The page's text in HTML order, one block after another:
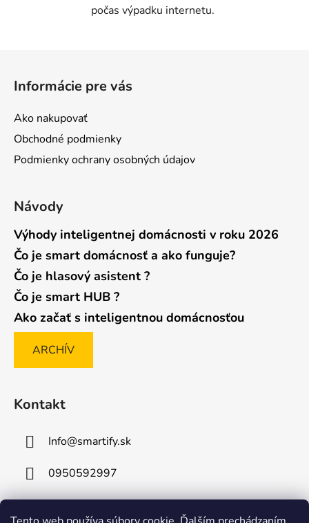
počas výpadku internetu.
Informácie pre vás
Ako nakupovať
Obchodné podmienky
Podmienky ochrany osobných údajov
Návody
Výhody inteligentnej domácnosti v roku 2026
Čo je smart domácnosť a ako funguje?
Čo je hlasový asistent ?
Čo je smart HUB ?
Ako začať s inteligentnou domácnosťou
ARCHÍV
Kontakt
Info@smartify.sk
0950592997